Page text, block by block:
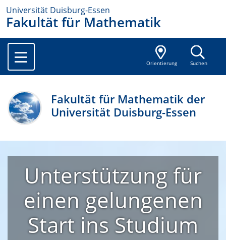
Universität Duisburg-Essen
Fakultät für Mathematik
Orientierung Suchen
Fakultät für Mathematik der
Universität Duisburg-Essen
Unterstützung für
einen gelungenen
Start ins Studium